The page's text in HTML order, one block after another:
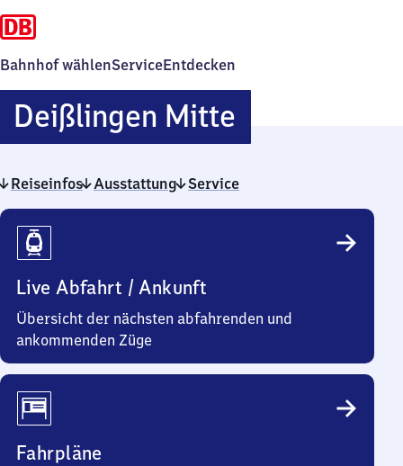
Bahnhof wählenServiceEntdecken
Deißlingen MitteDeißlingen
Mitte
Reiseinfos Ausstattung Service
Reiseinfos
Live Abfahrt / Ankunft
Übersicht der nächsten abfahrenden und
ankommenden Züge
Fahrpläne